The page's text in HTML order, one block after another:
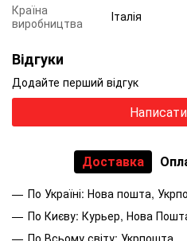
Країна
виробництва
Італія
Відгуки
Додайте перший відгук
Доставка
По Україні: Нова пошта,
По Києву: Курьер, Нова